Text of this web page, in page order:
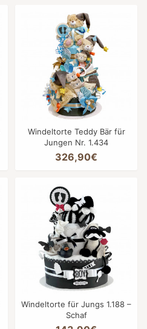
Windeltorte Teddy Bär für
Jungen Nr. 1.434
326,90€
Windeltorte für Jungs 1.188 –
Schaf